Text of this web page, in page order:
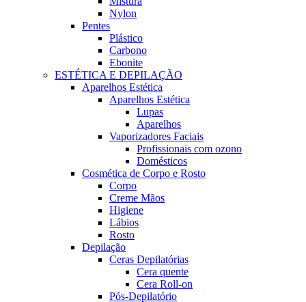
Nylon
Pentes
Plástico
Carbono
Ebonite
ESTÉTICA E DEPILAÇÃO
Aparelhos Estética
Aparelhos Estética
Lupas
Aparelhos
Vaporizadores Faciais
Profissionais com ozono
Domésticos
Cosmética de Corpo e Rosto
Corpo
Creme Mãos
Higiene
Lábios
Rosto
Depilação
Ceras Depilatórias
Cera quente
Cera Roll-on
Pós-Depilatório